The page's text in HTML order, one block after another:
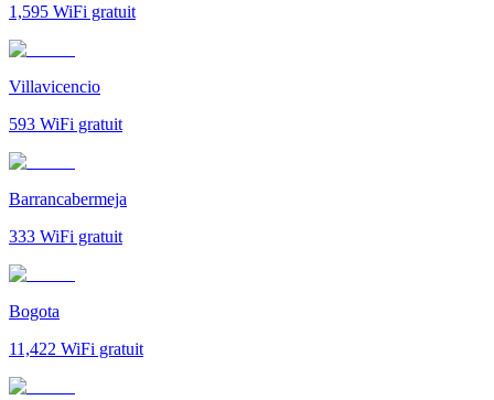
1,595 WiFi gratuit
Villavicencio
593 WiFi gratuit
Barrancabermeja
333 WiFi gratuit
Bogota
11,422 WiFi gratuit